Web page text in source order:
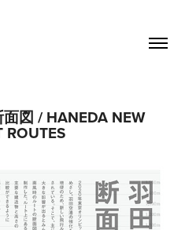
図 / HANEDA NEW
ROUTES